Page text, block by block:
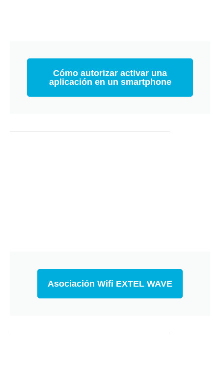
Cómo autorizar activar una
aplicación en un smartphone
Asociación Wifi EXTEL WAVE